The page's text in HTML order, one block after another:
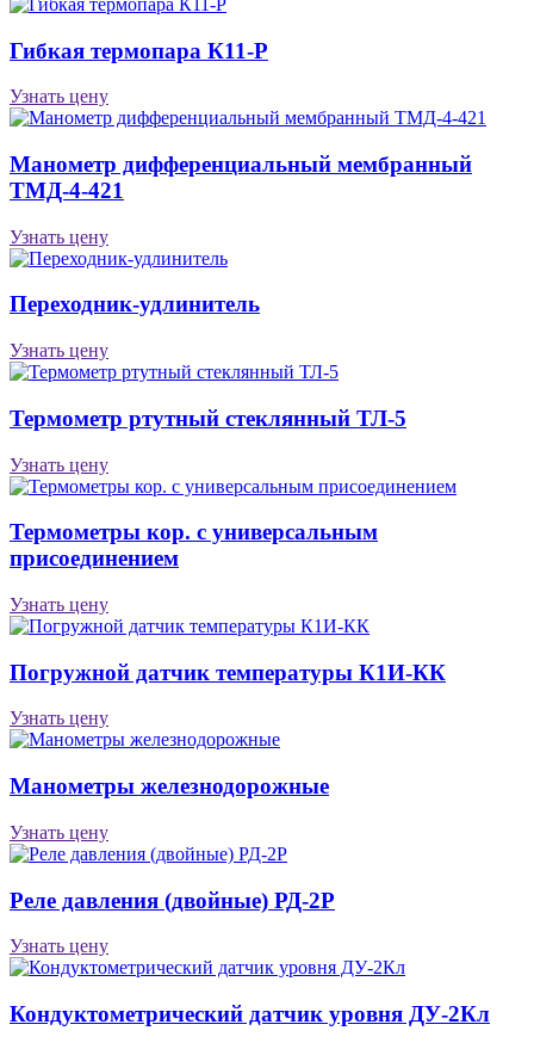
Гибкая термопара К11-Р
Узнать цену
Манометр дифференциальный мембранный
ТМД-4-421
Узнать цену
Переходник-удлинитель
Узнать цену
Термометр ртутный стеклянный ТЛ-5
Узнать цену
Термометры кор. с универсальным
присоединением
Узнать цену
Погружной датчик температуры К1И-КК
Узнать цену
Манометры железнодорожные
Узнать цену
Реле давле­ния (двой­ные) РД-2Р
Узнать цену
Кондуктометрический датчик уровня ДУ-2Кл